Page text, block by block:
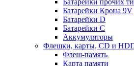
Батарейки прочих
Батарейки Крона 9V
Батарейки D
Батарейки С
Аккумуляторы
Флешки, карты, CD и
Флеш-память
Карта памяти